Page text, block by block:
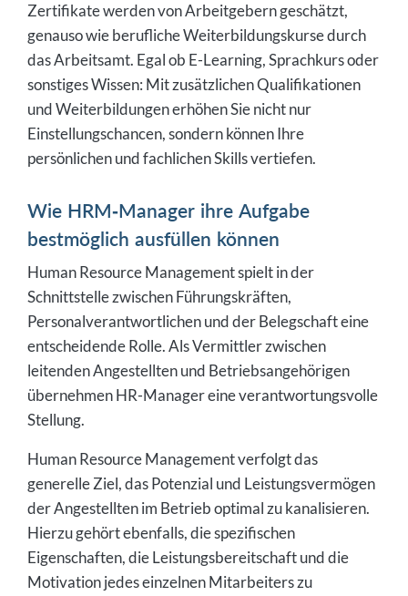
Zertifikate werden von Arbeitgebern geschätzt,
genauso wie berufliche Weiterbildungskurse durch
das Arbeitsamt. Egal ob E-Learning, Sprachkurs oder
sonstiges Wissen: Mit zusätzlichen Qualifikationen
und Weiterbildungen erhöhen Sie nicht nur
Einstellungschancen, sondern können Ihre
persönlichen und fachlichen Skills vertiefen.
Wie HRM-Manager ihre Aufgabe
bestmöglich ausfüllen können
Human Resource Management spielt in der
Schnittstelle zwischen Führungskräften,
Personalverantwortlichen und der Belegschaft eine
entscheidende Rolle. Als Vermittler zwischen
leitenden Angestellten und Betriebsangehörigen
übernehmen HR-Manager eine verantwortungsvolle
Stellung.
Human Resource Management verfolgt das
generelle Ziel, das Potenzial und Leistungsvermögen
der Angestellten im Betrieb optimal zu kanalisieren.
Hierzu gehört ebenfalls, die spezifischen
Eigenschaften, die Leistungsbereitschaft und die
Motivation jedes einzelnen Mitarbeiters zu